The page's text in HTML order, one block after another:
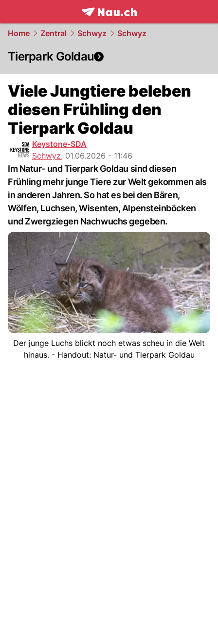
frontpage.NAU.ch
Home Zentral Schwyz Schwyz
Tierpark Goldau
Viele Jungtiere beleben
diesen Frühling den
Tierpark Goldau
Keystone-SDA
Schwyz, 01.06.2026 - 11:46
Im Natur- und Tierpark Goldau sind diesen
Frühling mehr junge Tiere zur Welt gekommen als
in anderen Jahren. So hat es bei den Bären,
Wölfen, Luchsen, Wisenten, Alpensteinböcken
und Zwergziegen Nachwuchs gegeben.
Der junge Luchs blickt noch etwas scheu in die Welt
hinaus. - Handout: Natur- und Tierpark Goldau